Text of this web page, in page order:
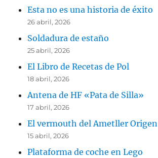
Esta no es una historia de éxito
26 abril, 2026
Soldadura de estaño
25 abril, 2026
El Libro de Recetas de Pol
18 abril, 2026
Antena de HF «Pata de Silla»
17 abril, 2026
El vermouth del Ametller Origen
15 abril, 2026
Plataforma de coche en Lego